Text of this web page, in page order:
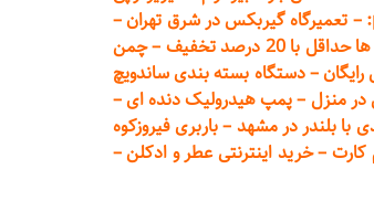
– تعمیرگاه گیربکس در شرق تهران–
با 20 درصد تخفیف –چمن
–دستگاه بسته‌ بندی ساندویچ
در منزل –پمپ هیدرولیک دنده ای–
با بلندر در مشهد –باربری فیروزکوه
کارت–خرید اینترنتی عطر و ادکلن–